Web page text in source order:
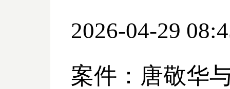
2026-04-29
案件：唐敬华